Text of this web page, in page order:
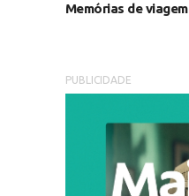
Memórias de viagem
PUBLICIDADE